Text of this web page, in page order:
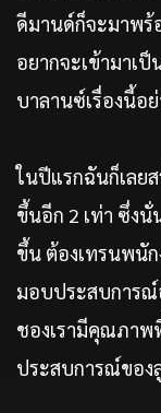
ดีมานด์ก็จะมาพร้
อยากจะเข้ามาเ
บาลานซ์เรื่องนี้อ
ในปีแรกฉันก็เลย
ขึ้นอีก 2 เท่า ซึ่งนั่
ขึ้น ต้องเทรนพนั
มอบประสบการ
ชองเรามีคุณภาพ
ประสบการณ์ของ